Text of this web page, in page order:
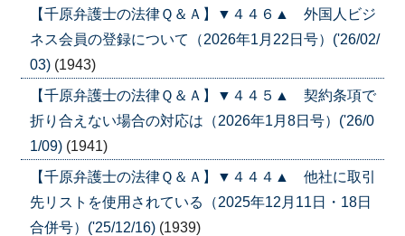
【千原弁護士の法律Ｑ＆Ａ】▼４４６▲ 外国人ビジ
ネス会員の登録について（2026年1月22日号）('26/02/
03) (1943)
【千原弁護士の法律Ｑ＆Ａ】▼４４５▲ 契約条項で
折り合えない場合の対応は（2026年1月8日号）('26/0
1/09) (1941)
【千原弁護士の法律Ｑ＆Ａ】▼４４４▲ 他社に取引
先リストを使用されている（2025年12月11日・18日
合併号）('25/12/16) (1939)